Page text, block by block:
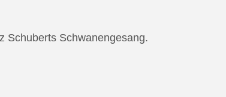
Schuberts Schwanengesang.